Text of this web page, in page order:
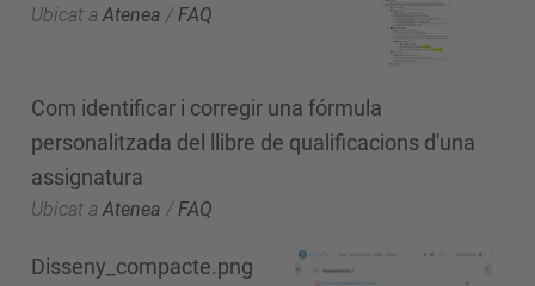
Ubicat a Atenea / FAQ
Com identificar i corregir una fórmula
personalitzada del llibre de qualificacions d'una
assignatura
Ubicat a Atenea /FAQ
Disseny_compacte.png